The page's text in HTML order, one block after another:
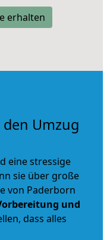
erhalten
Umzug
eine stressige
sie über große
von Paderborn
und
dass alles